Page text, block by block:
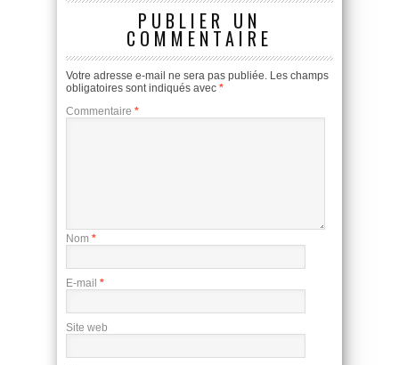
PUBLIER UN
COMMENTAIRE
Votre adresse e-mail ne sera pas publiée. Les champs
obligatoires sont indiqués avec *
Commentaire *
Nom *
E-mail *
Site web